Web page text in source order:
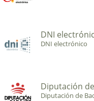
DNI
DNI electrónico
Diputación
Diputación de